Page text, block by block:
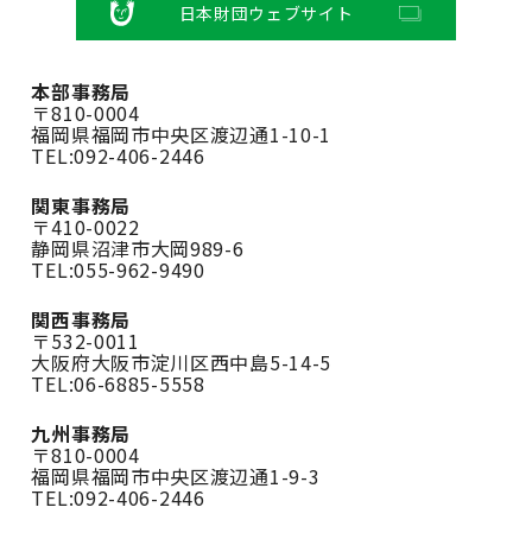
日本財団ウェブサイト
本部事務局
〒810-0004
福岡県福岡市中央区渡辺通1-10-1
TEL:092-406-2446
関東事務局
〒410-0022
静岡県沼津市大岡989-6
TEL:055-962-9490
関西事務局
〒532-0011
大阪府大阪市淀川区西中島5-14-5
TEL:06-6885-5558
九州事務局
〒810-0004
福岡県福岡市中央区渡辺通1-9-3
TEL:092-406-2446